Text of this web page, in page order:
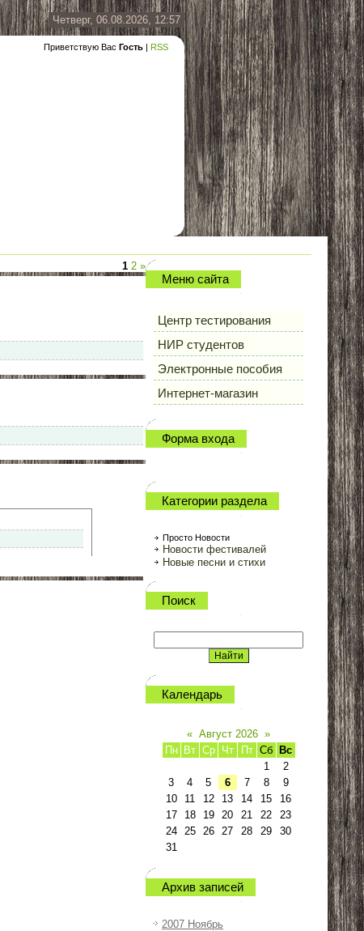
Четверг, 06.08.2026, 12:57
Приветствую Вас Гость | RSS
1 2 »
Меню сайта
Центр тестирования
НИР студентов
Электронные пособия
Интернет-магазин
Форма входа
Категории раздела
Просто Новости
Новости фестивалей
Новые песни и стихи
Поиск
Календарь
« Август 2026 »
Пн
Вт Ср Чт Пт Сб
Вс
1
2
3
4 5 6 7 8
9
10
11 12 13 14 15
16
17
18 19 20 21 22
23
24
25 26 27 28 29
30
31
Архив записей
2007 Ноябрь